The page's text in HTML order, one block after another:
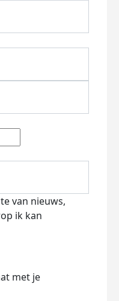
van nieuws,
ik kan
met je